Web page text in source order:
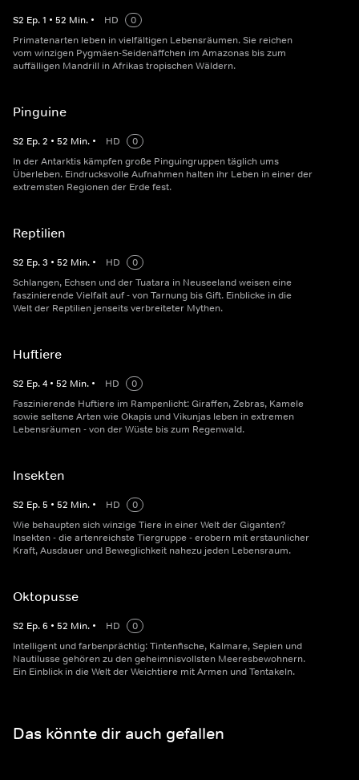
S2 Ep.1 • 52 Min. • HD
0
Primatenarten leben in vielfältigen Lebensräumen. Sie reichen
vom winzigen Pygmäen-Seidenäffchen im Amazonas bis zum
auffälligen Mandrill in Afrikas tropischen Wäldern.
Pinguine
S2 Ep.2 • 52 Min. • HD
0
In der Antarktis kämpfen große Pinguingruppen täglich ums
Überleben. Eindrucksvolle Aufnahmen halten ihr Leben in einer der
extremsten Regionen der Erde fest.
Reptilien
S2 Ep.3 • 52 Min. • HD
0
Schlangen, Echsen und der Tuatara in Neuseeland weisen eine
faszinierende Vielfalt auf - von Tarnung bis Gift. Einblicke in die
Welt der Reptilien jenseits verbreiteter Mythen.
Huftiere
S2 Ep.4 • 52 Min. • HD
0
Faszinierende Huftiere im Rampenlicht: Giraffen, Zebras, Kamele
sowie seltene Arten wie Okapis und Vikunjas leben in extremen
Lebensräumen - von der Wüste bis zum Regenwald.
Insekten
S2 Ep.5 • 52 Min. • HD
0
Wie behaupten sich winzige Tiere in einer Welt der Giganten?
Insekten - die artenreichste Tiergruppe - erobern mit erstaunlicher
Kraft, Ausdauer und Beweglichkeit nahezu jeden Lebensraum.
Oktopusse
S2 Ep.6 • 52 Min. • HD
0
Intelligent und farbenprächtig: Tintenfische, Kalmare, Sepien und
Nautilusse gehören zu den geheimnisvollsten Meeresbewohnern.
Ein Einblick in die Welt der Weichtiere mit Armen und Tentakeln.
Das könnte dir auch gefallen